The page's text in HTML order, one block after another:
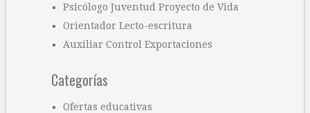
Psicólogo Juventud Proyecto de Vida
Orientador Lecto-escritura
Auxiliar Control Exportaciones
Categorías
Ofertas educativas